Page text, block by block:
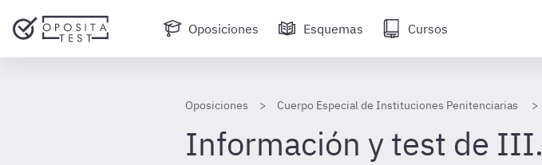
Oposiciones Esquemas Cursos
Oposiciones Cuerpo Especial de Instituciones Penitenciarias
Información y test de III.